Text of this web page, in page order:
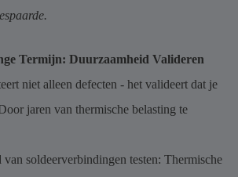
Termijn: Duurzaamheid Valideren
niet alleen defecten - het valideert dat je
jaren van thermische belasting te
van soldeerverbindingen testen: Thermische